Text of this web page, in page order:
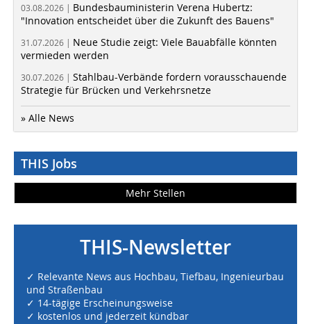
03.08.2026 | Bundesbauministerin Verena Hubertz:
"Innovation entscheidet über die Zukunft des Bauens"
31.07.2026 | Neue Studie zeigt: Viele Bauabfälle könnten
vermieden werden
30.07.2026 | Stahlbau-Verbände fordern vorausschauende
Strategie für Brücken und Verkehrsnetze
» Alle News
THIS Jobs
Mehr Stellen
THIS-Newsletter
✓ Relevante News aus Hochbau, Tiefbau, Ingenieurbau
und Straßenbau
✓ 14-tägige Erscheinungsweise
✓ kostenlos und jederzeit kündbar